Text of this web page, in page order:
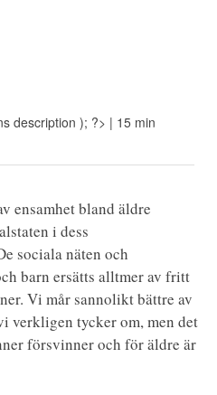
description ); ?> | 15 min
ensamhet bland äldre
i dess
sociala näten och
barn ersätts alltmer av fritt
Vi mår sannolikt bättre av
verkligen tycker om, men det
försvinner och för äldre är